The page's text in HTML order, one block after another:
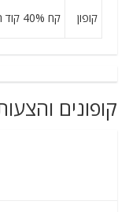
קופון קח 40% קוד הנחה ב sneakersnstuff.com
קופונים